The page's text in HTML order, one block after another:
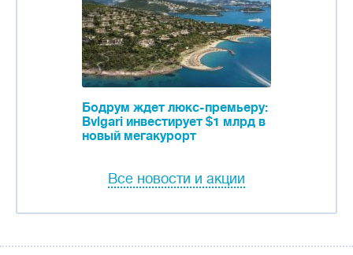
Бодрум ждет люкс-премьеру:
Bvlgari инвестирует $1 млрд в
новый мегакурорт
Все новости и акции